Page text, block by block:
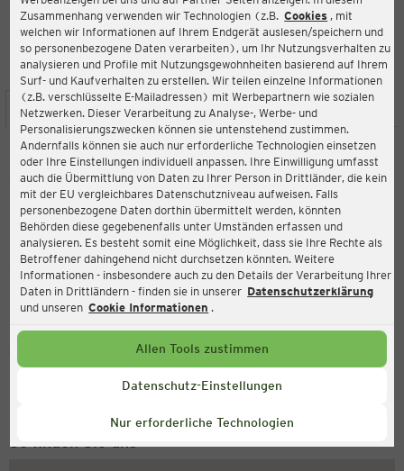
Zusammenhang verwenden wir Technologien (z.B. Cookies , mit
welchen wir Informationen auf Ihrem Endgerät auslesen/speichern und
so personenbezogene Daten verarbeiten), um Ihr Nutzungsverhalten zu
analysieren und Profile mit Nutzungsgewohnheiten basierend auf Ihrem
Surf- und Kaufverhalten zu erstellen. Wir teilen einzelne Informationen
(z.B. verschlüsselte E-Mailadressen) mit Werbepartnern wie sozialen
Netzwerken. Dieser Verarbeitung zu Analyse-, Werbe- und
Personalisierungszwecken können sie untenstehend zustimmen.
Andernfalls können sie auch nur erforderliche Technologien einsetzen
oder Ihre Einstellungen individuell anpassen. Ihre Einwilligung umfasst
auch die Übermittlung von Daten zu Ihrer Person in Drittländer, die kein
mit der EU vergleichbares Datenschutzniveau aufweisen. Falls
personenbezogene Daten dorthin übermittelt werden, könnten
Behörden diese gegebenenfalls unter Umständen erfassen und
analysieren. Es besteht somit eine Möglichkeit, dass sie Ihre Rechte als
Betroffener dahingehend nicht durchsetzen könnten. Weitere
Informationen - insbesondere auch zu den Details der Verarbeitung Ihrer
Daten in Drittländern - finden sie in unserer Datenschutzerklärung
und unseren Cookie Informationen .
Allen Tools zustimmen
Datenschutz-Einstellungen
Nur erforderliche Technologien
ERNSTING'S FAMILY FILIALE
Hofäckerstraße 4
96142 Hollfeld
STANDORT SERVICES SORTIMENT AKTIONEN
Ernsting's family
Hofäckerstraße 4, 96142 Hollfeld
Aktuell:
Geöffnet
Öffnungszeiten heute:
09:00 - 19:00
Service Hotline
+49 (0) 2546 / 98 999 98